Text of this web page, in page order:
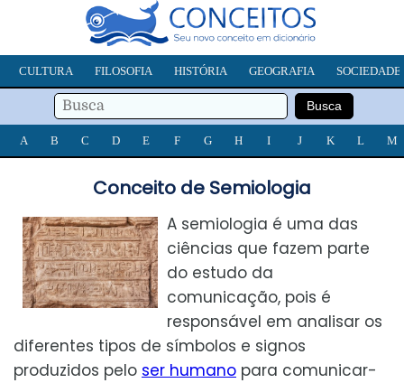
CULTURA FILOSOFIA HISTÓRIA GEOGRAFIA SOCIEDADE
A B C D E F G H I J K L M
Conceito de Semiologia
A semiologia é uma das
ciências que fazem parte
do estudo da
comunicação, pois é
responsável em analisar os
diferentes tipos de símbolos e signos
produzidos pelo ser humano para comunicar-